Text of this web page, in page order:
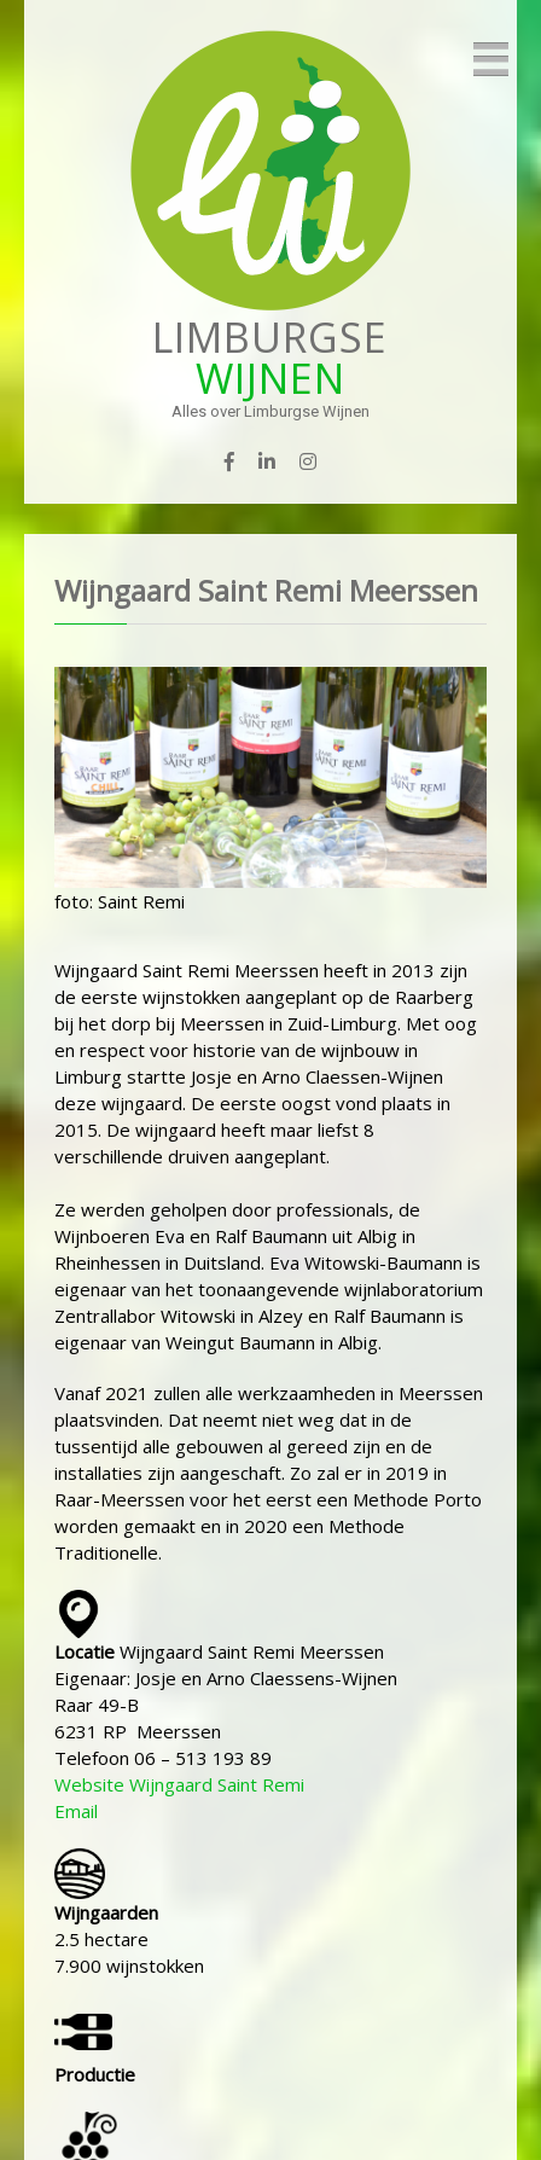
LIMBURGSE
WIJNEN
Alles over Limburgse Wijnen
Wijngaard Saint Remi Meerssen
foto: Saint Remi
Wijngaard Saint Remi Meerssen heeft in 2013 zijn
de eerste wijnstokken aangeplant op de Raarberg
bij het dorp bij Meerssen in Zuid-Limburg. Met oog
en respect voor historie van de wijnbouw in
Limburg startte Josje en Arno Claessen-Wijnen
deze wijngaard. De eerste oogst vond plaats in
2015. De wijngaard heeft maar liefst 8
verschillende druiven aangeplant.
Ze werden geholpen door professionals, de
Wijnboeren Eva en Ralf Baumann uit Albig in
Rheinhessen in Duitsland. Eva Witowski-Baumann is
eigenaar van het toonaangevende wijnlaboratorium
Zentrallabor Witowski in Alzey en Ralf Baumann is
eigenaar van Weingut Baumann in Albig.
Vanaf 2021 zullen alle werkzaamheden in Meerssen
plaatsvinden. Dat neemt niet weg dat in de
tussentijd alle gebouwen al gereed zijn en de
installaties zijn aangeschaft. Zo zal er in 2019 in
Raar-Meerssen voor het eerst een Methode Porto
worden gemaakt en in 2020 een Methode
Traditionelle.
Locatie Wijngaard Saint Remi Meerssen
Eigenaar: Josje en Arno Claessens-Wijnen
Raar 49-B
6231 RP Meerssen
Telefoon 06 – 513 193 89
Website Wijngaard Saint Remi
Email
Wijngaarden
2.5 hectare
7.900 wijnstokken
Productie